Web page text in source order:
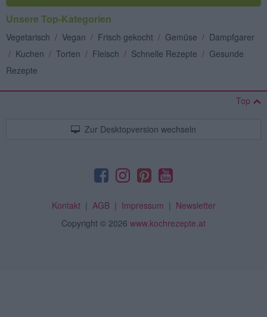
Unsere Top-Kategorien
Vegetarisch / Vegan / Frisch gekocht / Gemüse / Dampfgarer
/ Kuchen / Torten / Fleisch / Schnelle Rezepte / Gesunde
Rezepte
Top
Zur Desktopversion wechseln
Kontakt| AGB| Impressum | Newsletter
Copyright © 2026 www.kochrezepte.at